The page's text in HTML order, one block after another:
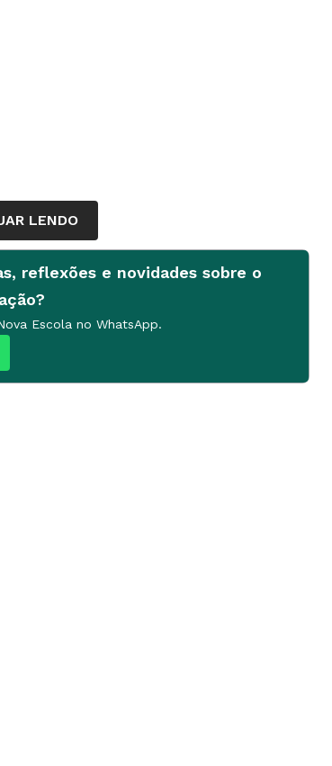
LENDO
reflexões e novidades sobre o
Escola no WhatsApp.